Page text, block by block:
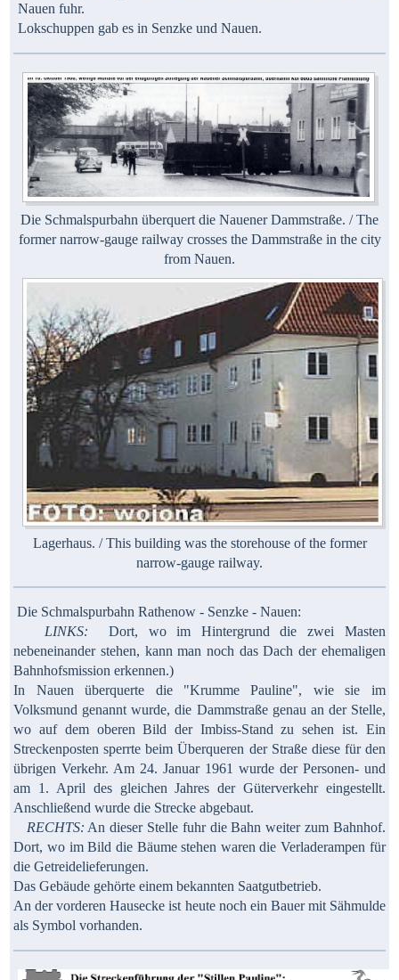
Nauen fuhr.
Lokschuppen gab es in Senzke und Nauen.
Die Schmalspurbahn überquert die Nauener Dammstraße. / The
former narrow-gauge railway crosses the Dammstraße in the city
from Nauen.
Lagerhaus. / This building was the storehouse of the former
narrow-gauge railway.
Die Schmalspurbahn Rathenow - Senzke - Nauen:
LINKS: Dort, wo im Hintergrund die zwei Masten
nebeneinander stehen, kann man noch das Dach der ehemaligen
Bahnhofsmission erkennen.)
In Nauen überquerte die "Krumme Pauline", wie sie im
Volksmund genannt wurde, die Dammstraße genau an der Stelle,
wo auf dem oberen Bild der Imbiss-Stand zu sehen ist. Ein
Streckenposten sperrte beim Überqueren der Straße diese für den
übrigen Verkehr. Am 24. Januar 1961 wurde der Personen- und
am 1. April des gleichen Jahres der Güterverkehr eingestellt.
Anschließend wurde die Strecke abgebaut.
RECHTS: An dieser Stelle fuhr die Bahn weiter zum Bahnhof.
Dort, wo im Bild die Bäume stehen waren die Verladerampen für
die Getreidelieferungen.
Das Gebäude gehörte einem bekannten Saatgutbetrieb.
An der vorderen Hausecke ist heute noch ein Bauer mit Sähmulde
als Symbol vorhanden.